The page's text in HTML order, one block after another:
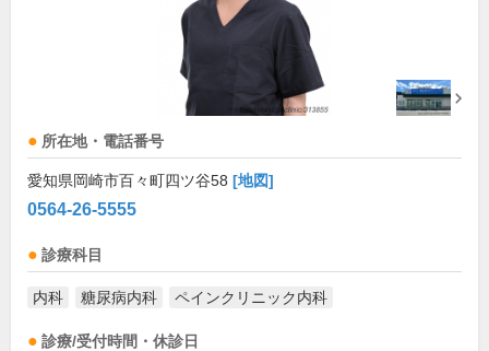
所在地・電話番号
愛知県岡崎市百々町四ツ谷58 [地図]
0564-26-5555
診療科目
内科 糖尿病内科 ペインクリニック内科
診療/受付時間・休診日